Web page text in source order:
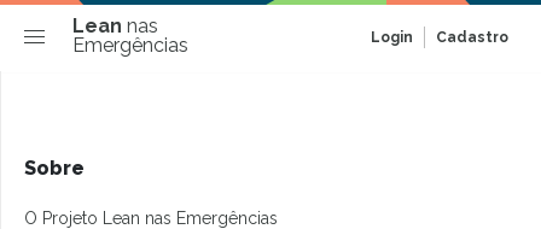
Lean nas
Emergências
Login Cadastro
Sobre
O Projeto Lean nas Emergências